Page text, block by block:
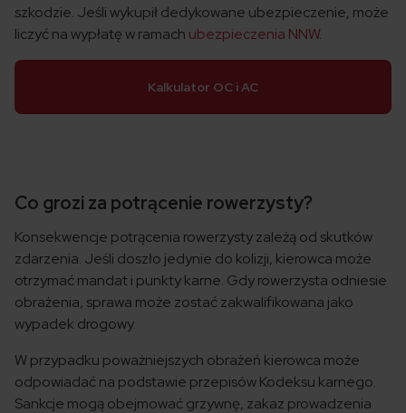
szkodzie. Jeśli wykupił dedykowane ubezpieczenie, może
liczyć na wypłatę w ramach ubezpieczenia NNW.
Kalkulator OC i AC
Co grozi za potrącenie rowerzysty?
Konsekwencje potrącenia rowerzysty zależą od skutków
zdarzenia. Jeśli doszło jedynie do kolizji, kierowca może
otrzymać mandat i punkty karne. Gdy rowerzysta odniesie
obrażenia, sprawa może zostać zakwalifikowana jako
wypadek drogowy.
W przypadku poważniejszych obrażeń kierowca może
odpowiadać na podstawie przepisów Kodeksu karnego.
Sankcje mogą obejmować grzywnę, zakaz prowadzenia